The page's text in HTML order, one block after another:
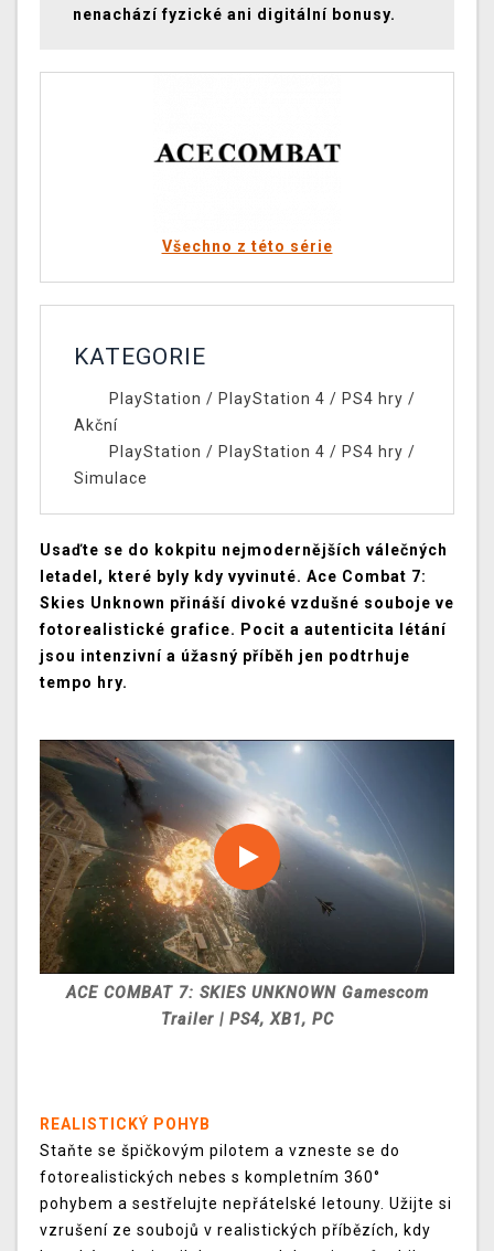
nenachází fyzické ani digitální bonusy.
Všechno z této série
KATEGORIE
PlayStation / PlayStation 4 / PS4 hry /
Akční
PlayStation / PlayStation 4 / PS4 hry /
Simulace
Usaďte se do kokpitu nejmodernějších válečných
letadel, které byly kdy vyvinuté. Ace Combat 7:
Skies Unknown přináší divoké vzdušné souboje ve
fotorealistické grafice. Pocit a autenticita létání
jsou intenzivní a úžasný příběh jen podtrhuje
tempo hry.
ACE COMBAT 7: SKIES UNKNOWN Gamescom
Trailer | PS4, XB1, PC
REALISTICKÝ POHYB
Staňte se špičkovým pilotem a vzneste se do
fotorealistických nebes s kompletním 360°
pohybem a sestřelujte nepřátelské letouny. Užijte si
vzrušení ze soubojů v realistických příbězích, kdy